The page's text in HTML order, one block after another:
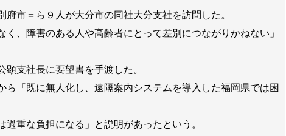
市＝ら９人が大分市の同社大分支社を訪問した。
、障害のある人や高齢者にとって差別につながりかねない」
支社長に要望書を手渡した。
「既に無人化し、遠隔案内システムを導入した福岡県では困
過重な負担になる」と説明があったという。